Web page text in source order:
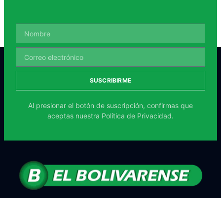
SUSCRIBIRME
Al presionar el botón de suscripción, confirmas que
aceptas nuestra Política de Privacidad.